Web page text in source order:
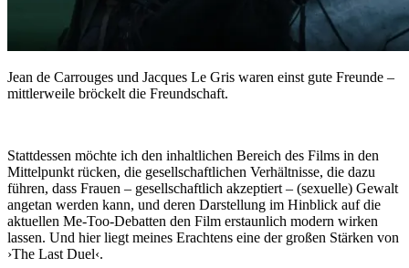
Jean de Carrouges und Jacques Le Gris waren einst gute Freunde –
mittlerweile bröckelt die Freundschaft.
Stattdessen möchte ich den inhaltlichen Bereich des Films in den
Mittelpunkt rücken, die gesellschaftlichen Verhältnisse, die dazu
führen, dass Frauen – gesellschaftlich akzeptiert – (sexuelle) Gewalt
angetan werden kann, und deren Darstellung im Hinblick auf die
aktuellen Me-Too-Debatten den Film erstaunlich modern wirken
lassen. Und hier liegt meines Erachtens eine der großen Stärken von
›The Last Duel‹.